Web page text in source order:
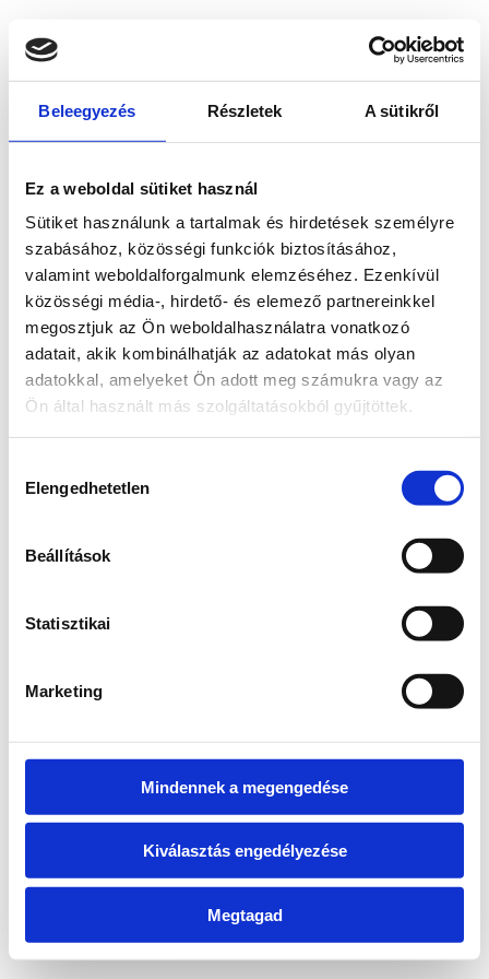
Beleegyezés Részletek A sütikről
Ez a weboldal sütiket használ
Sütiket használunk a tartalmak és hirdetések személyre
szabásához, közösségi funkciók biztosításához,
valamint weboldalforgalmunk elemzéséhez. Ezenkívül
közösségi média-, hirdető- és elemező partnereinkkel
megosztjuk az Ön weboldalhasználatra vonatkozó
adatait, akik kombinálhatják az adatokat más olyan
adatokkal, amelyeket Ön adott meg számukra vagy az
Ön által használt más szolgáltatásokból gyűjtöttek.
kiválasztása
Elengedhetetlen
Beállítások
Statisztikai
Marketing
Mindennek a megengedése
Kiválasztás engedélyezése
Megtagad
loadingwww.bicapp.hu
(see the browser console for more